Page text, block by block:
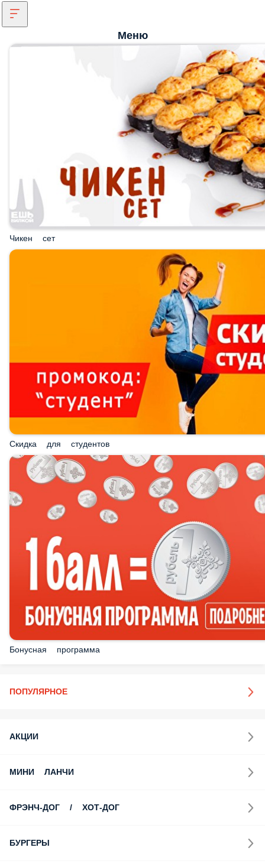
Меню
Чикен сет
Скидка для студентов
Бонусная программа
ПОПУЛЯРНОЕ
АКЦИИ
МИНИ ЛАНЧИ
ФРЭНЧ-ДОГ / ХОТ-ДОГ
БУРГЕРЫ